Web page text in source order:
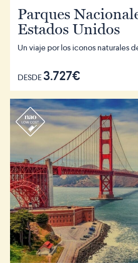
Parques
Estados Unidos
Un viaje por los iconos naturales
DESDE3.727€
r